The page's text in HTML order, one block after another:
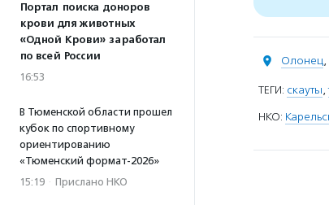
Портал поиска доноров
крови для животных
«Одной Крови» заработал
по всей России
16:53
В Тюменской области прошел
кубок по спортивному
ориентированию
«Тюменский формат-2026»
15:19 · Прислано НКО
Олонец,
ТЕГИ: скауты,
НКО: